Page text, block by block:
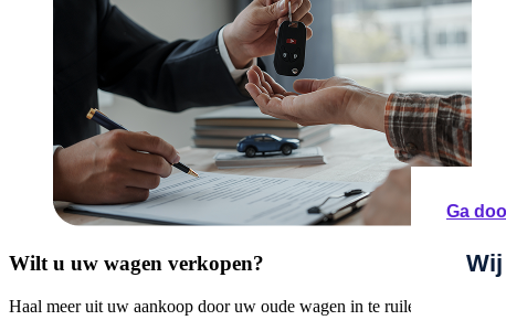
Wilt u uw wagen verkopen?
Haal meer uit uw aankoop door uw oude wagen in te ruilen bij een
Ga